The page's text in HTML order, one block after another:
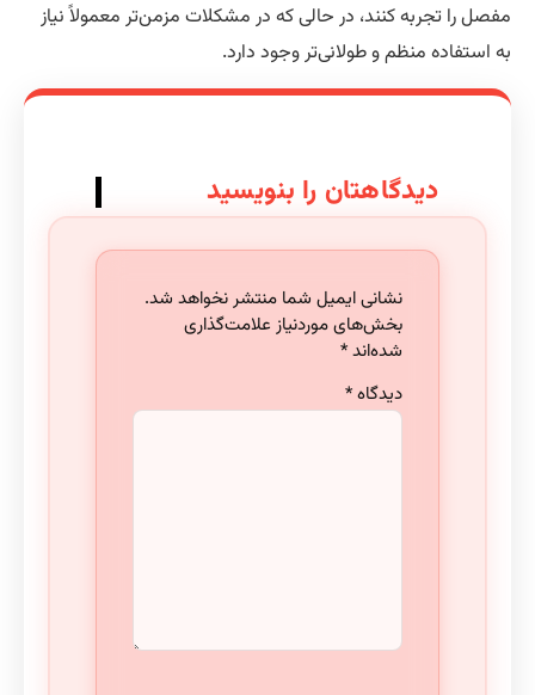
را تجربه کنند، در حالی که در مشکلات مزمن‌تر معمولاً نیاز
استفاده منظم و طولانی‌تر وجود دارد.
دیدگاهتان را بنویسید
نشانی ایمیل شما منتشر نخواهد شد.
بخش‌های موردنیاز علامت‌گذاری
شده‌اند*
دیدگاه*